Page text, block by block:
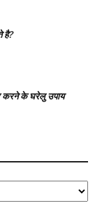
है?
करने के घरेलु उपाय